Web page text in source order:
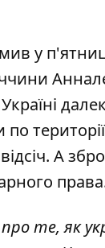
у
по
А
те, як